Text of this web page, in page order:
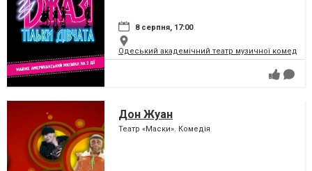
8 серпня, 17:00
Одеський академічний театр музичної комедії
Дон Жуан
Театр «Маски». Комедія